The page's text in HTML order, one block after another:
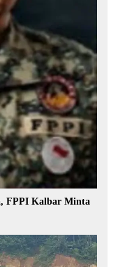
FPPI Kalbar Minta